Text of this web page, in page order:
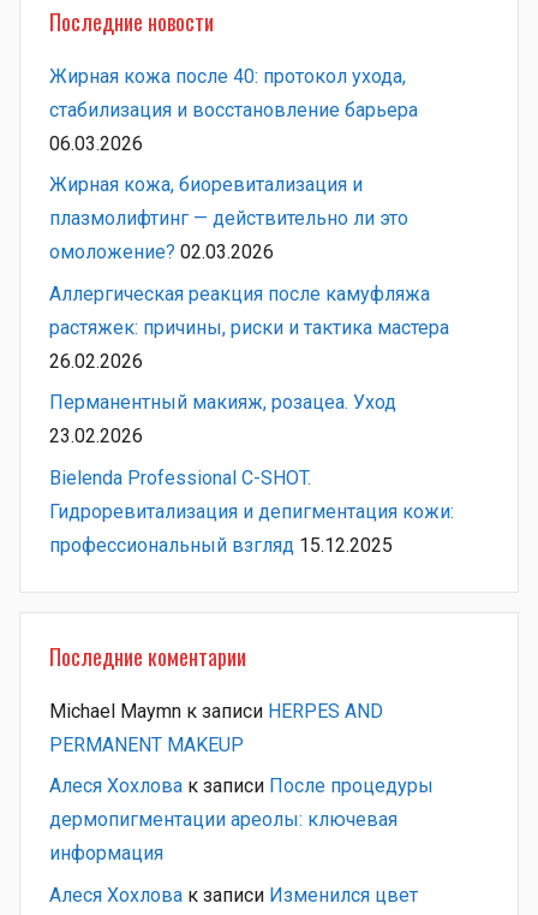
Последние новости
Жирная кожа после 40: протокол ухода,
стабилизация и восстановление барьера
06.03.2026
Жирная кожа, биоревитализация и
плазмолифтинг — действительно ли это
омоложение? 02.03.2026
Аллергическая реакция после камуфляжа
растяжек: причины, риски и тактика мастера
26.02.2026
Перманентный макияж, розацеа. Уход
23.02.2026
Bielenda Professional C-SHOT.
Гидроревитализация и депигментация кожи:
профессиональный взгляд 15.12.2025
Последние коментарии
Michael Maymn к записи HERPES AND
PERMANENT MAKEUP
Алеся Хохлова к записи После процедуры
дермопигментации ареолы: ключевая
информация
Алеся Хохлова к записи Изменился цвет